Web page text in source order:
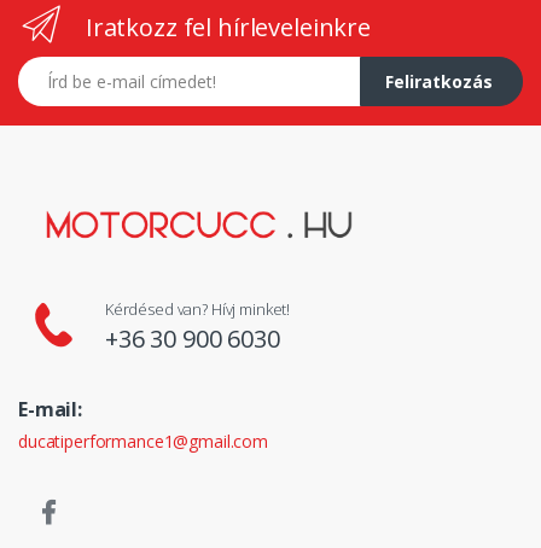
Iratkozz fel hírleveleinkre
E-mail címed
Feliratkozás
Kérdésed van? Hívj minket!
+36 30 900 6030
E-mail:
ducatiperformance1@gmail.com